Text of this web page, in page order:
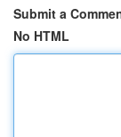
Submit a
No HTML